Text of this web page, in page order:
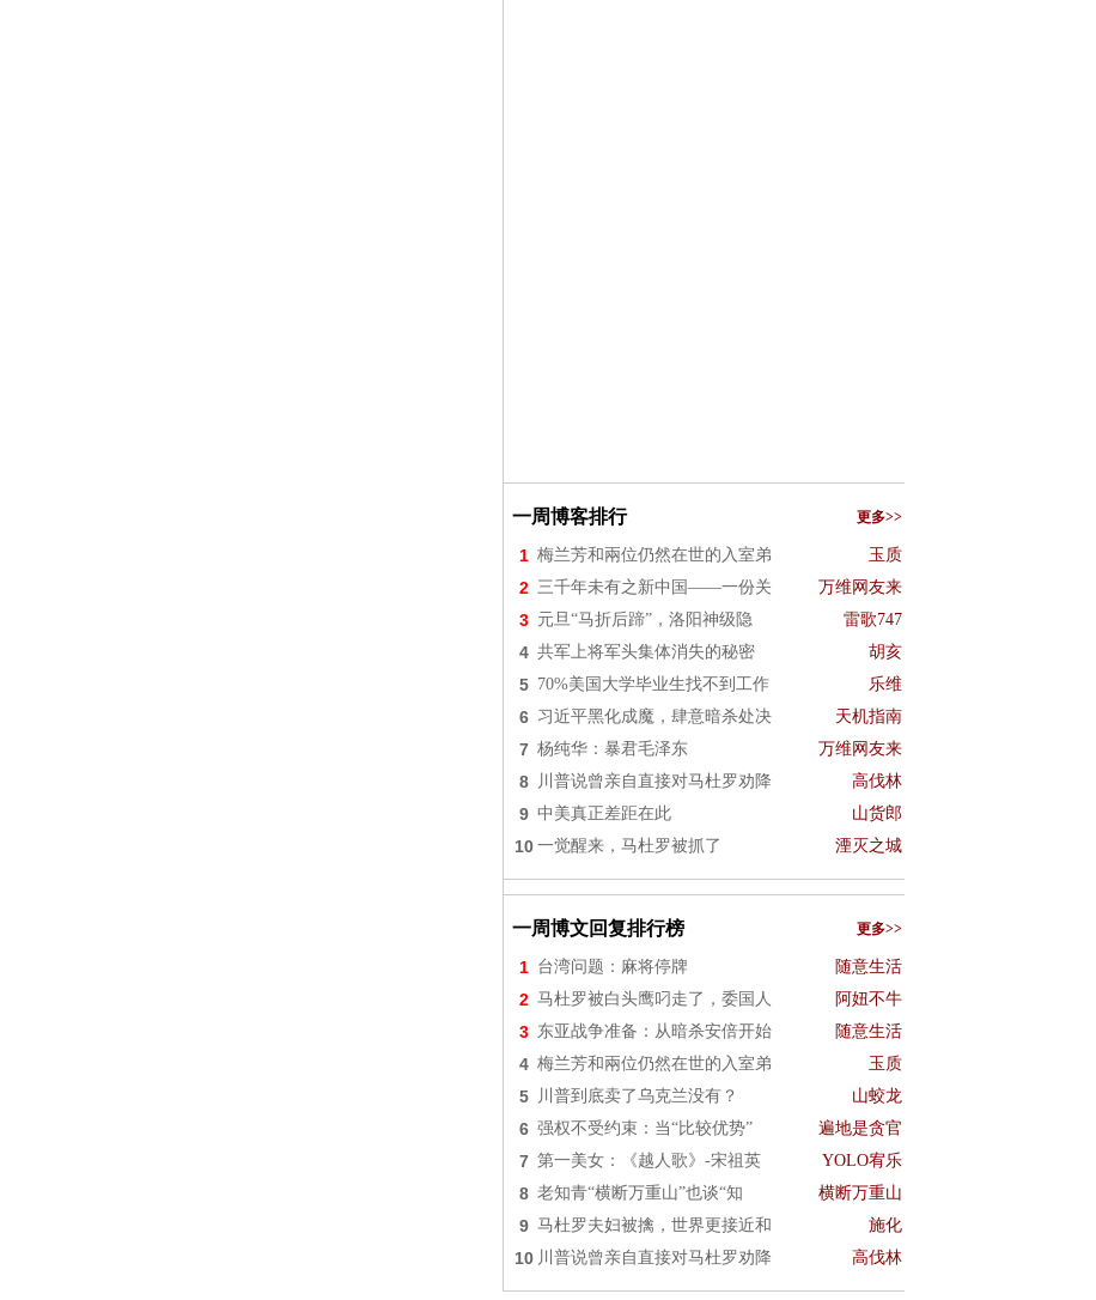
一周博客排行 更多>>
1 梅兰芳和兩位仍然在世的入室弟 玉质
2 三千年未有之新中国——一份关 万维网友来
3 元旦“马折后蹄”，洛阳神级隐 雷歌747
4 共军上将军头集体消失的秘密 胡亥
5 70%美国大学毕业生找不到工作 乐维
6 习近平黑化成魔，肆意暗杀处决 天机指南
7 杨纯华：暴君毛泽东 万维网友来
8 川普说曾亲自直接对马杜罗劝降 高伐林
9 中美真正差距在此 山货郎
10 一觉醒来，马杜罗被抓了 湮灭之城
一周博文回复排行榜 更多>>
1 台湾问题：麻将停牌 随意生活
2 马杜罗被白头鹰叼走了，委国人 阿妞不牛
3 东亚战争准备：从暗杀安倍开始 随意生活
4 梅兰芳和兩位仍然在世的入室弟 玉质
5 川普到底卖了乌克兰没有？ 山蛟龙
6 强权不受约束：当“比较优势” 遍地是贪官
7 第一美女：《越人歌》-宋祖英 YOLO宥乐
8 老知青“横断万重山”也谈“知 横断万重山
9 马杜罗夫妇被擒，世界更接近和 施化
10 川普说曾亲自直接对马杜罗劝降 高伐林